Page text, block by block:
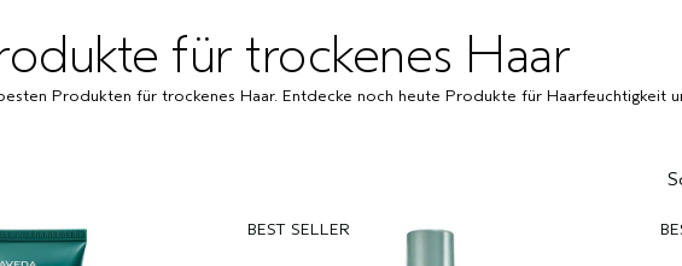
für trockenes Haar
Produkten für trockenes Haar. Entdecke noch heute Produkte für Haarfeuchtigkeit
BEST SELLER